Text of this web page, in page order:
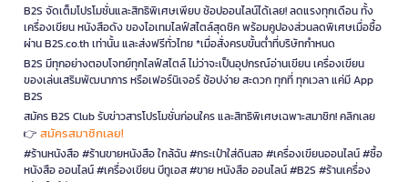
B2S จัดเต็มโปรโมชั่นและสิทธิพิเศษเพียบ ช้อปออนไลน์ได้เลย! ลดแรงทุกเดือน ทั้ง
เครื่องเขียน หนังสือดัง ของไอเทมไลฟ์สไตล์สุดชิค พร้อมคูปองส่วนลดพิเศษเมื่อซื้อ
ผ่าน B2S.co.th เท่านั้น และส่งฟรีทั่วไทย *เมื่อสั่งครบขั้นต่ำที่บริษัทกำหนด
B2S มีทุกอย่างตอบโจทย์ทุกไลฟ์สไตล์ ไม่ว่าจะเป็นอุปกรณ์อ่านเขียน เครื่องเขียน
ของเล่นเสริมพัฒนาการ หรือเฟอร์นิเจอร์ ช้อปง่าย สะดวก ทุกที่ ทุกเวลา แค่มี App
B2S
สมัคร B2S Club รับข่าวสารโปรโมชั่นก่อนใคร และสิทธิพิเศษเฉพาะสมาชิก! คลิกเลย
👉 สมัครสมาชิกเลย!
#ร้านหนังสือ #ร้านขายหนังสือ ใกล้ฉัน #กระเป๋าใส่ดินสอ #เครื่องเขียนออนไลน์ #ซื้อ
หนังสือ ออนไลน์ #เครื่องเขียน บีทูเอส #ขาย หนังสือ ออนไลน์ #B2S #ร้านเครื่อง